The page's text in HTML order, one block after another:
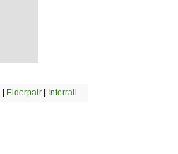
| Elderpair| Interrail